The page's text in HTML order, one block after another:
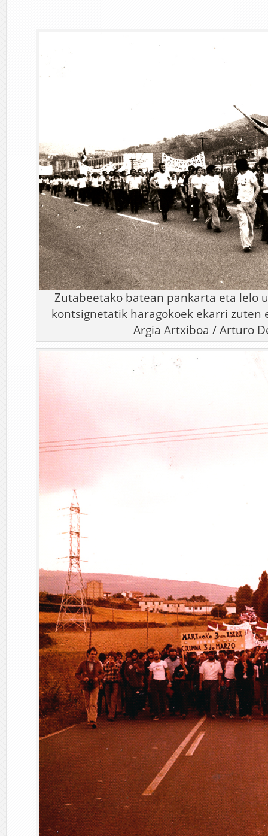
Zutabeetako batean pankarta eta lelo
kontsignetatik haragokoek ekarri zuten
Argia Artxiboa / Arturo